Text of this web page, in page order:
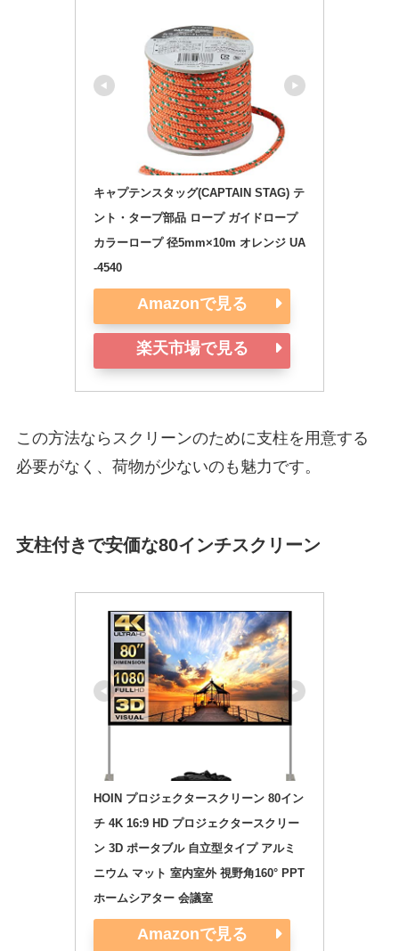
キャプテンスタッグ(CAPTAIN STAG) テ
ント・タープ部品 ロープ ガイドロープ
カラーロープ 径5mm×10m オレンジ UA
-4540
Amazonで見る
楽天市場で見る
この方法ならスクリーンのために支柱を用意する
必要がなく、荷物が少ないのも魅力です。
支柱付きで安価な80インチスクリーン
HOIN プロジェクタースクリーン 80イン
チ 4K 16:9 HD プロジェクタースクリー
ン 3D ポータブル 自立型タイプ アルミ
ニウム マット 室内室外 視野角160° PPT
ホームシアター 会議室
Amazonで見る